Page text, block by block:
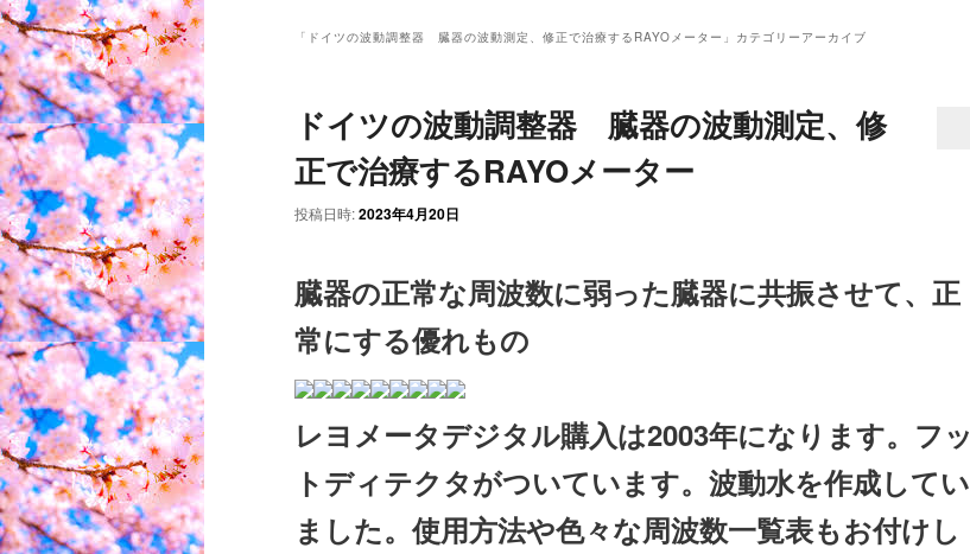
「 ドイツの波動調整器 臓器の波動測定、修正で治療するRAYOメーター 」カテゴリーアーカイブ
ドイツの波動調整器 臓器の波動測定、修
正で治療するRAYOメーター
投稿日時:2023年4月20日
臓器の正常な周波数に弱った臓器に共振させて、正
常にする優れもの
レヨメータデジタル購入は2003年になります。フッ
トディテクタがついています。波動水を作成してい
ました。使用方法や色々な周波数一覧表もお付けし